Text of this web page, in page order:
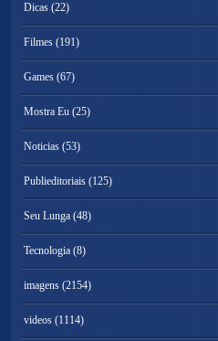
Dicas (22)
Filmes (191)
Games (67)
Mostra Eu (25)
Noticias (53)
Publieditoriais (125)
Seu Lunga (48)
Tecnologia (8)
imagens (2154)
videos (1114)